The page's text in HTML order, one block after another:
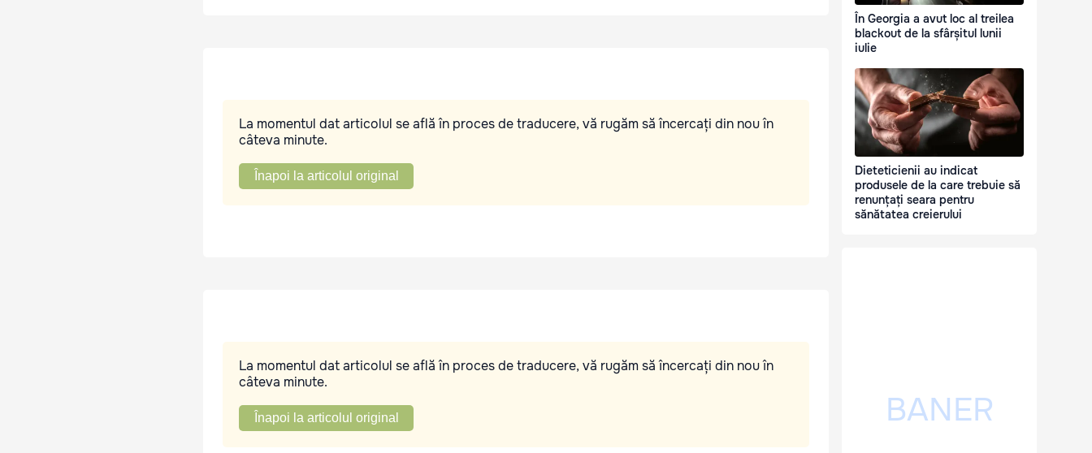
La momentul dat articolul se află în proces de traducere, vă rugăm să încercați din nou în
câteva minute.
Înapoi la articolul original
La momentul dat articolul se află în proces de traducere, vă rugăm să încercați din nou în
câteva minute.
Înapoi la articolul original
În Georgia a avut loc al treilea
blackout de la sfârșitul lunii
iulie
Dieteticienii au indicat
produsele de la care trebuie să
renunțați seara pentru
sănătatea creierului